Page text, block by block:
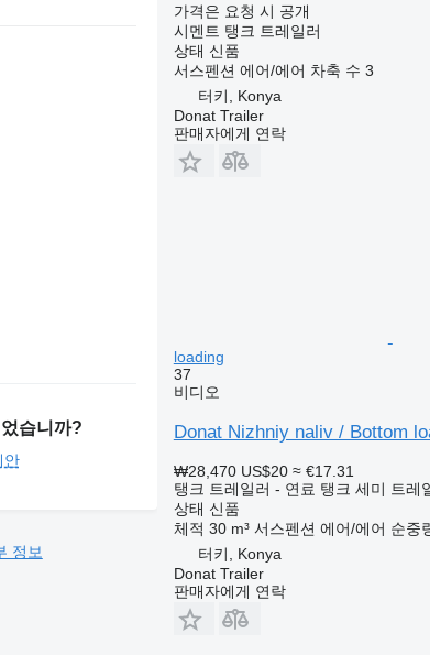
습니까?
안
정보
가격은 요청 시 공개
시멘트 탱크 트레일러
상태 신품
서스펜션 에어/에어 차축 수 3
터키, Konya
Donat Trailer
판매자에게 연락
loading
37
비디오
Donat Nizhniy naliv / Bottom
₩28,470 US$20 ≈ €17.31
탱크 트레일러 - 연료 탱크 세미 트레
상태 신품
체적 30 m³ 서스펜션 에어/에어 순중
터키, Konya
Donat Trailer
판매자에게 연락